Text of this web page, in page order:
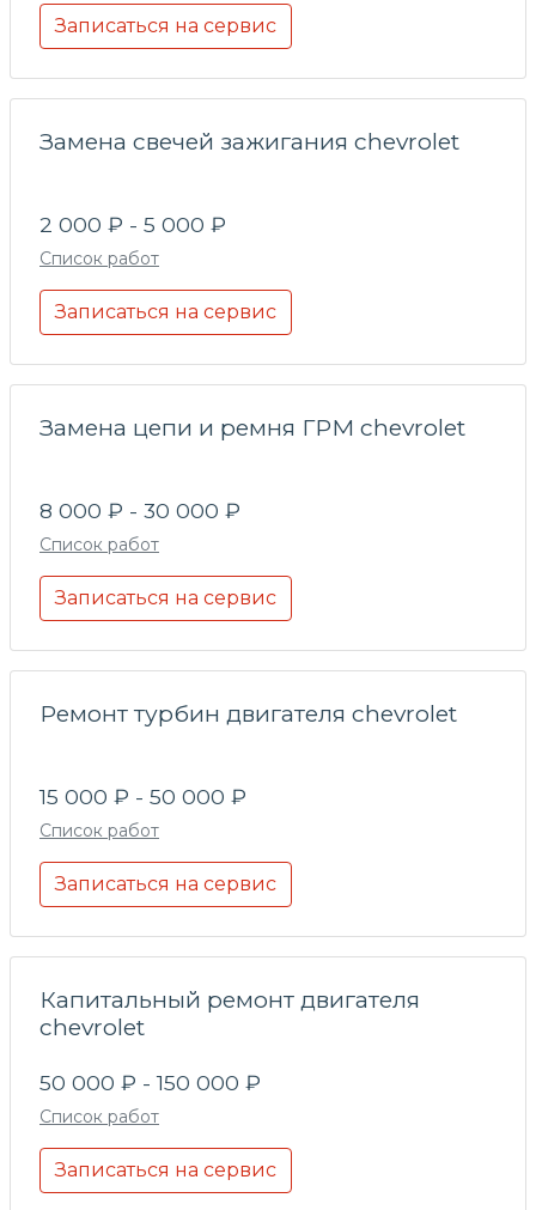
Записаться на сервис
Замена свечей зажигания chevrolet
2 000 ₽ - 5 000 ₽
Список работ
Записаться на сервис
Замена цепи и ремня ГРМ chevrolet
8 000 ₽ - 30 000 ₽
Список работ
Записаться на сервис
Ремонт турбин двигателя chevrolet
15 000 ₽ - 50 000 ₽
Список работ
Записаться на сервис
Капитальный ремонт двигателя
chevrolet
50 000 ₽ - 150 000 ₽
Список работ
Записаться на сервис